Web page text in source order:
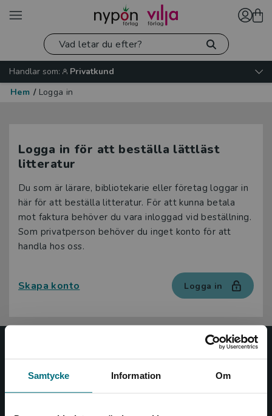
Samtycke Information Om
Handlar som:
Privatkund
Hem / Logga in
Logga in för att beställa lättläst
litteratur
Du som är lärare, bibliotekarie eller företag loggar in
här för att beställa litteratur. För att kunna betala
mot faktura behöver du vara inloggad vid beställning.
Som privatperson behöver du inget konto för att
handla hos oss.
Skapa konto Logga in
Nypon och Vilja
Nypon och Vilja förlag ger ut böcker som väcker läslust